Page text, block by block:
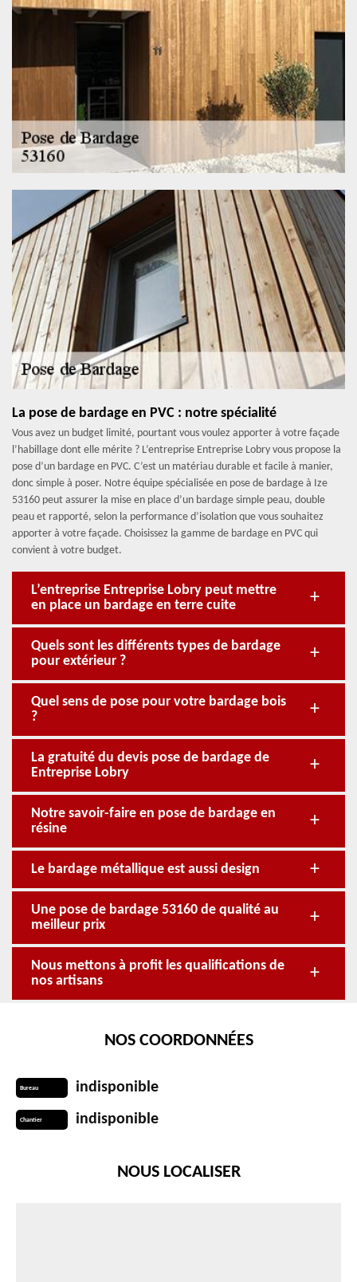
La pose de bardage en PVC : notre spécialité
Vous avez un budget limité, pourtant vous voulez apporter à votre façade
l’habillage dont elle mérite ? L’entreprise Entreprise Lobry vous propose la
pose d’un bardage en PVC. C’est un matériau durable et facile à manier,
donc simple à poser. Notre équipe spécialisée en pose de bardage à Ize
53160 peut assurer la mise en place d’un bardage simple peau, double
peau et rapporté, selon la performance d’isolation que vous souhaitez
apporter à votre façade. Choisissez la gamme de bardage en PVC qui
convient à votre budget.
L’entreprise Entreprise Lobry peut mettre
en place un bardage en terre cuite
Quels sont les différents types de bardage
pour extérieur ?
Quel sens de pose pour votre bardage bois
?
La gratuité du devis pose de bardage de
Entreprise Lobry
Notre savoir-faire en pose de bardage en
résine
Le bardage métallique est aussi design
Une pose de bardage 53160 de qualité au
meilleur prix
Nous mettons à profit les qualifications de
nos artisans
NOS COORDONNÉES
Bureau indisponible
Chantier indisponible
NOUS LOCALISER